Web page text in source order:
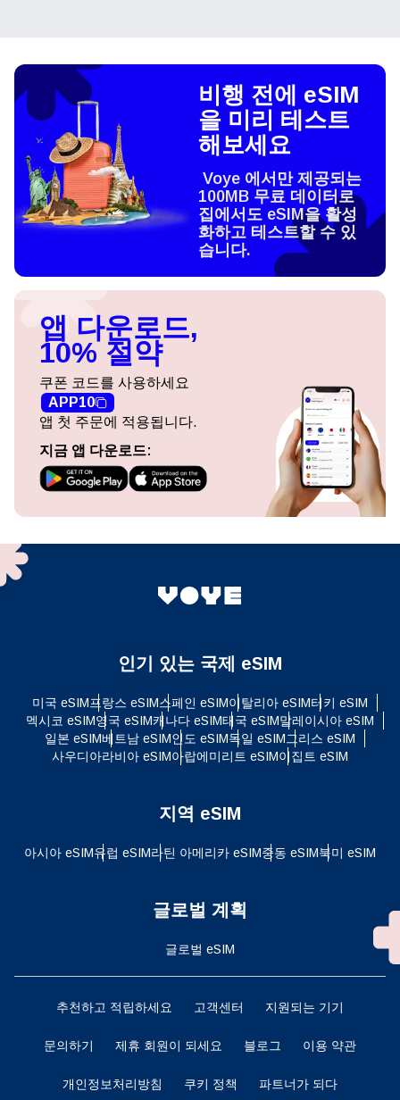
비행 전에 eSIM
을 미리 테스트
해보세요
Voye 에서만 제공되는
100MB 무료 데이터로
집에서도 eSIM을 활성
화하고 테스트할 수 있
습니다.
앱 다운로드,
10% 절약
쿠폰 코드를 사용하세요
APP10
앱 첫 주문에 적용됩니다.
지금 앱 다운로드:
인기 있는 국제 eSIM
미국 eSIM프랑스 eSIM스페인 eSIM이탈리아 eSIM터키 eSIM
멕시코 eSIM영국 eSIM캐나다 eSIM태국 eSIM말레이시아 eSIM
일본 eSIM베트남 eSIM인도 eSIM독일 eSIM그리스 eSIM
사우디아라비아 eSIM아랍에미리트 eSIM이집트 eSIM
지역 eSIM
아시아 eSIM유럽 ​​eSIM라틴 아메리카 eSIM중동 eSIM북미 eSIM
글로벌 계획
글로벌 eSIM
추천하고 적립하세요 고객센터 지원되는 기기
문의하기 제휴 회원이 되세요 블로그 이용 약관
개인정보처리방침 쿠키 정책 파트너가 되다